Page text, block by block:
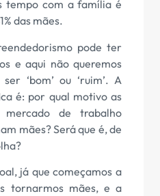
tempo com a família é
das mães.
pode ter
e aqui não queremos
‘bom’ ou ‘ruim’. A
é: por qual motivo as
de trabalho
mães? Será que é, de
já que começamos a
tornarmos mães, e a